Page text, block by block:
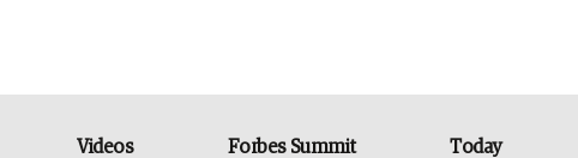
Videos Forbes Summit Today